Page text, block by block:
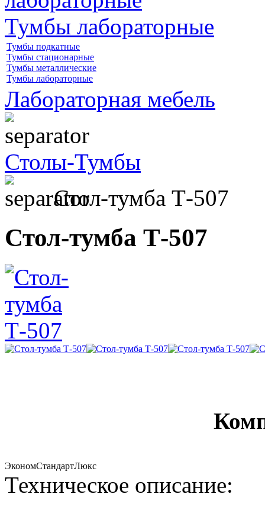
Тумбы лабораторные
Тумбы подкатные
Тумбы стационарные
Тумбы металлические
Тумбы лабораторные
Лабораторная мебель
Столы-Тумбы
Стол-тумба Т-507
Стол-тумба Т-507
ЭкономСтандартЛюкс
Техническое описание: